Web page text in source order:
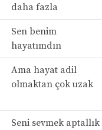
daha fazla
Sen benim
hayatımdın
Ama hayat adil
olmaktan çok uzak
Seni sevmek aptallık